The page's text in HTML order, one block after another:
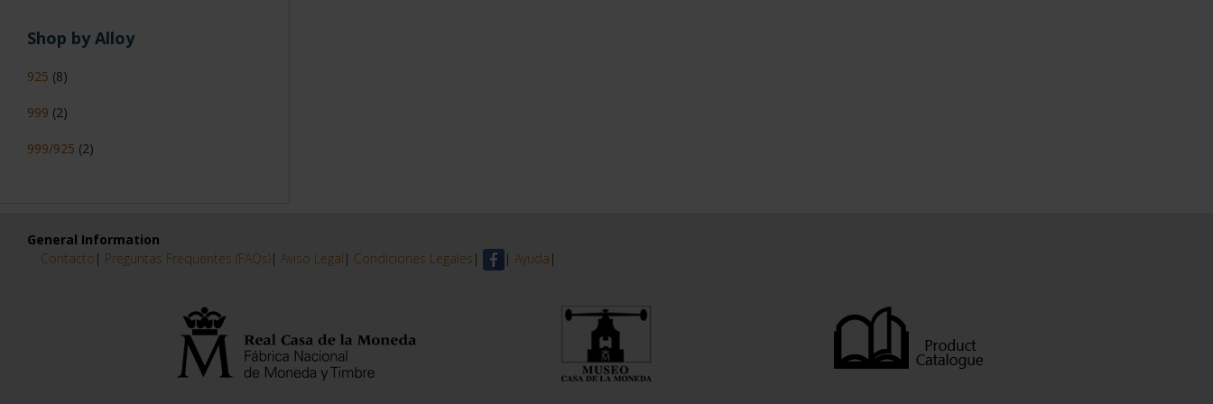
Shop by Alloy
925 (8)
999 (2)
999/925 (2)
General Information
Contacto | Preguntas Frequentes (FAQs)| Aviso Legal | Condiciones Legales | | Ayuda |